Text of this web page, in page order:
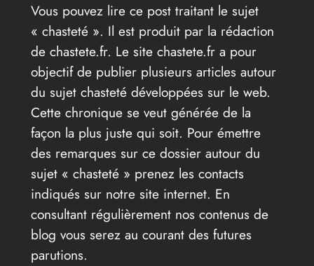
Vous pouvez lire ce post traitant le sujet
« chasteté ». Il est produit par la rédaction
de chastete.fr. Le site chastete.fr a pour
objectif de publier plusieurs articles autour
du sujet chasteté développées sur le web.
Cette chronique se veut générée de la
façon la plus juste qui soit. Pour émettre
des remarques sur ce dossier autour du
sujet « chasteté » prenez les contacts
indiqués sur notre site internet. En
consultant régulièrement nos contenus de
blog vous serez au courant des futures
parutions.